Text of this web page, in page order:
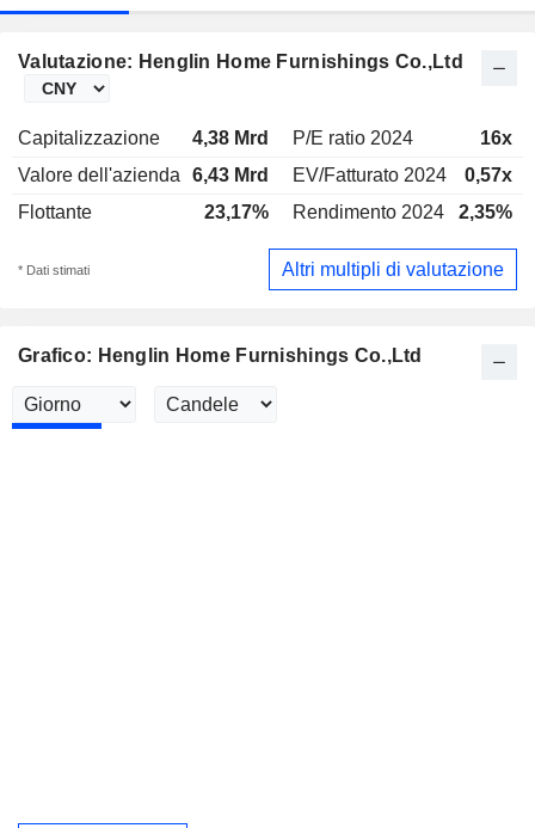
Valutazione: Henglin Home Furnishings Co.,Ltd
Capitalizzazione 4,38 Mrd P/E ratio 2024
16x
Valore dell'azienda
6,43 Mrd EV/Fatturato 2024
0,57x
Flottante
23,17% Rendimento 2024 2,35%
* Dati stimati Altri multipli di valutazione
Grafico: Henglin Home Furnishings Co.,Ltd